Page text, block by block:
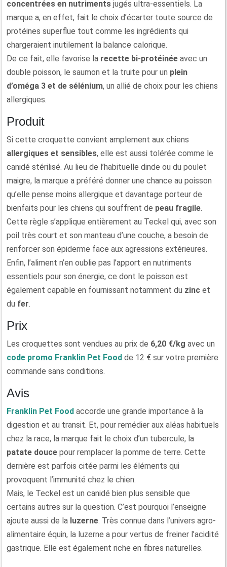
concentrées en nutriments jugés ultra-essentiels. La
marque a, en effet, fait le choix d’écarter toute source de
protéines superflue tout comme les ingrédients qui
chargeraient inutilement la balance calorique.
De ce fait, elle favorise la recette bi-protéinée avec un
double poisson, le saumon et la truite pour un plein
d’oméga 3 et de sélénium, un allié de choix pour les chiens
allergiques.
Produit
Si cette croquette convient amplement aux chiens
allergiques et sensibles, elle est aussi tolérée comme le
canidé stérilisé. Au lieu de l’habituelle dinde ou du poulet
maigre, la marque a préféré donner une chance au poisson
qu’elle pense moins allergique et davantage porteur de
bienfaits pour les chiens qui souffrent de peau fragile.
Cette règle s’applique entièrement au Teckel qui, avec son
poil très court et son manteau d’une couche, a besoin de
renforcer son épiderme face aux agressions extérieures.
Enfin, l’aliment n’en oublie pas l’apport en nutriments
essentiels pour son énergie, ce dont le poisson est
également capable en fournissant notamment du zinc et
du fer.
Prix
Les croquettes sont vendues au prix de 6,20 €/kg avec un
code promo Franklin Pet Food de 12 € sur votre première
commande sans conditions.
Avis
Franklin Pet Food accorde une grande importance à la
digestion et au transit. Et, pour remédier aux aléas habituels
chez la race, la marque fait le choix d’un tubercule, la
patate douce pour remplacer la pomme de terre. Cette
dernière est parfois citée parmi les éléments qui
provoquent l’immunité chez le chien.
Mais, le Teckel est un canidé bien plus sensible que
certains autres sur la question. C’est pourquoi l’enseigne
ajoute aussi de la luzerne. Très connue dans l’univers agro-
alimentaire équin, la luzerne a pour vertus de freiner l’acidité
gastrique. Elle est également riche en fibres naturelles.